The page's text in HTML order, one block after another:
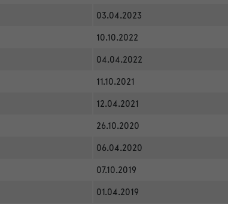
03.04.2023
10.10.2022
04.04.2022
11.10.2021
12.04.2021
26.10.2020
06.04.2020
07.10.2019
01.04.2019